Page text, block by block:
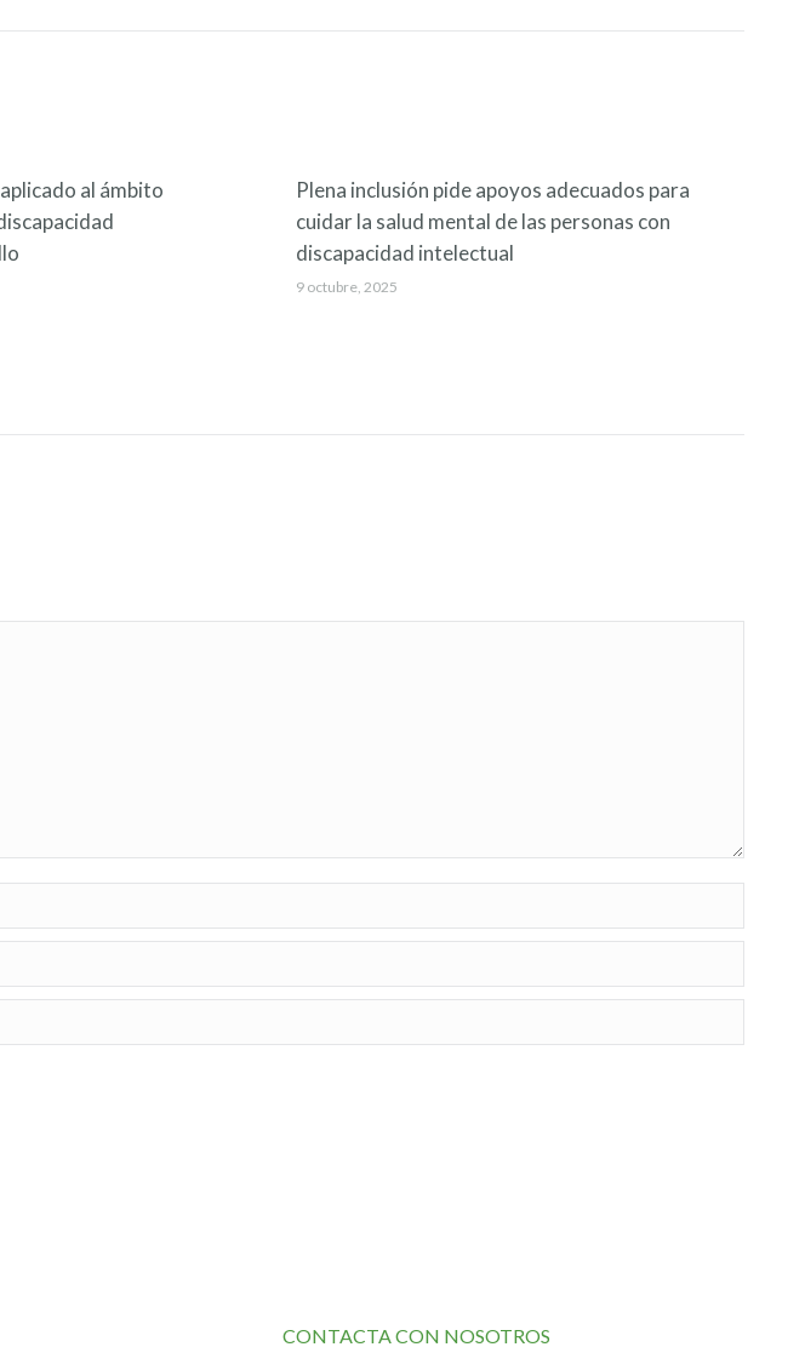
al ámbito
Plena inclusión pide apoyos adecuados para
cuidar la salud mental de las personas con
discapacidad intelectual
9 octubre, 2025
CONTACTA CON NOSOTROS